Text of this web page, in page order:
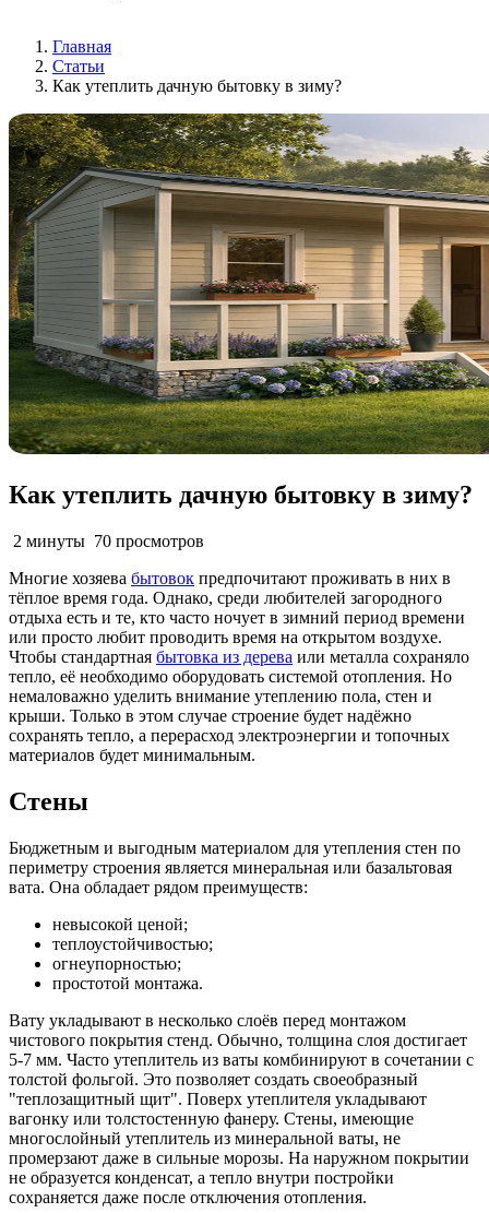
Главная
Статьи
Как утеплить дачную бытовку в зиму?
Как утеплить дачную бытовку в зиму?
2 минуты 70 просмотров
Многие хозяева бытовок предпочитают проживать в них в
тёплое время года. Однако, среди любителей загородного
отдыха есть и те, кто часто ночует в зимний период времени
или просто любит проводить время на открытом воздухе.
Чтобы стандартная бытовка из дерева или металла сохраняло
тепло, её необходимо оборудовать системой отопления. Но
немаловажно уделить внимание утеплению пола, стен и
крыши. Только в этом случае строение будет надёжно
сохранять тепло, а перерасход электроэнергии и топочных
материалов будет минимальным.
Стены
Бюджетным и выгодным материалом для утепления стен по
периметру строения является минеральная или базальтовая
вата. Она обладает рядом преимуществ:
невысокой ценой;
теплоустойчивостью;
огнеупорностью;
простотой монтажа.
Вату укладывают в несколько слоёв перед монтажом
чистового покрытия стенд. Обычно, толщина слоя достигает
5-7 мм. Часто утеплитель из ваты комбинируют в сочетании с
толстой фольгой. Это позволяет создать своеобразный
"теплозащитный щит". Поверх утеплителя укладывают
вагонку или толстостенную фанеру. Стены, имеющие
многослойный утеплитель из минеральной ваты, не
промерзают даже в сильные морозы. На наружном покрытии
не образуется конденсат, а тепло внутри постройки
сохраняется даже после отключения отопления.